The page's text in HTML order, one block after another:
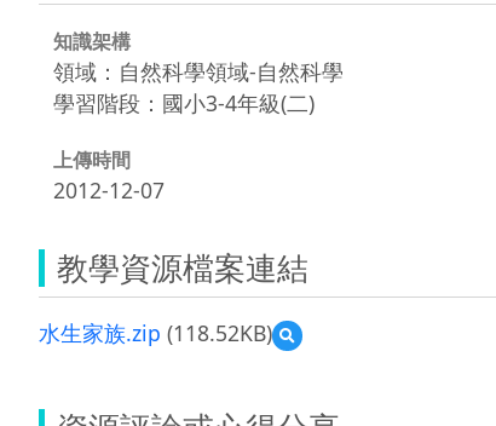
知識架構
領域：自然科學領域-自然科學
學習階段：國小3-4年級(二)
上傳時間
2012-12-07
教學資源檔案連結
水生家族.zip (118.52KB)
預
覽